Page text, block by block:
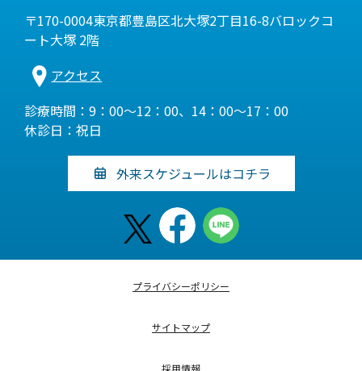
〒170-0004東京都豊島区北大塚2丁目16-8バロックコ
ート大塚 2階
アクセス
診療時間：9：00～12：00、14：00～17：00
休診日：祝日
外来スケジュールはコチラ
プライバシーポリシー
サイトマップ
採用情報